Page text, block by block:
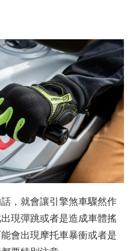
，就會讓引擎煞車驟然作
現彈跳或者是造成車體搖
會出現摩托車暴衝或者是